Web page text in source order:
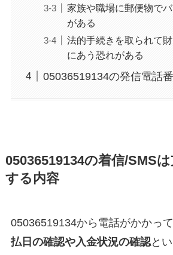
家族や職場に郵便物で
がある
法的手続きを取られて
にあう恐れがある
05036519134の発信電話
05036519134の着信/SMS
する内容
05036519134から電話がかかって
払日の確認や入金状況の確認と